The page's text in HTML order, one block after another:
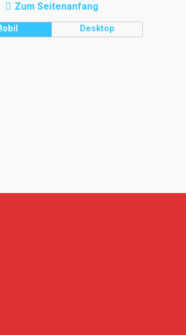
Zum Seitenanfang
Desktop